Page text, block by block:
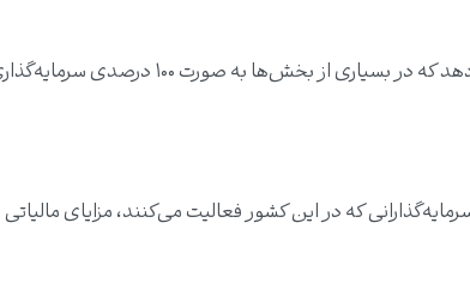
قانون اساسی عمان به سرمایه‌گذاران خارجی اجازه می‌دهد که در
که در این کشور فعالیت می‌کنند، مزایای مالیاتی